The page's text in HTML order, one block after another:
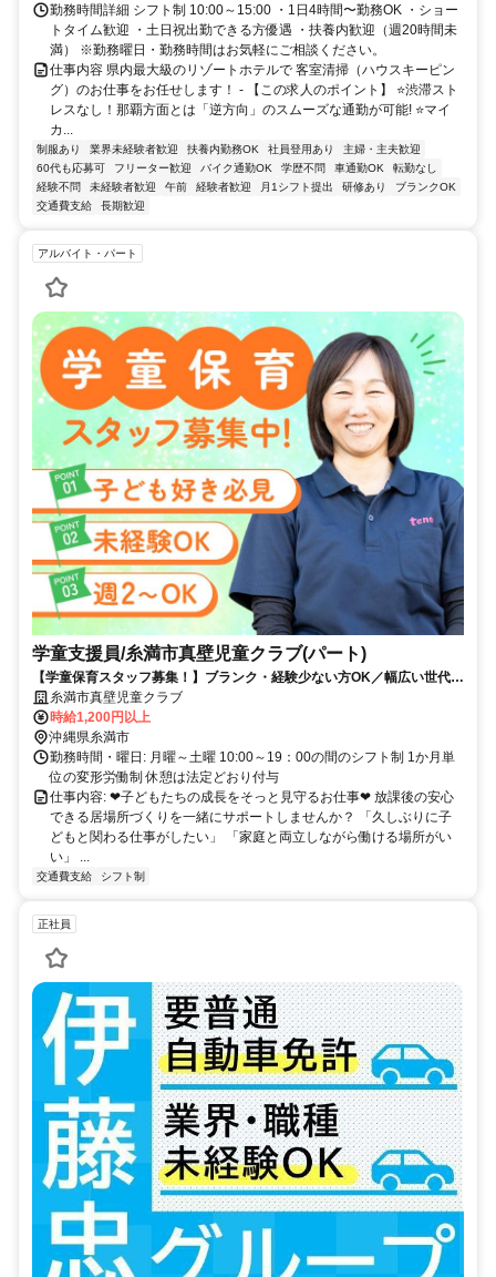
勤務時間詳細 シフト制 10:00～15:00 ・1日4時間〜勤務OK ・ショー
トタイム歓迎 ・土日祝出勤できる方優遇 ・扶養内歓迎（週20時間未
満） ※勤務曜日・勤務時間はお気軽にご相談ください。
仕事内容 県内最大級のリゾートホテルで 客室清掃（ハウスキーピン
グ）のお仕事をお任せします！ - 【この求人のポイント】 ⭐渋滞スト
レスなし！那覇方面とは「逆方向」のスムーズな通勤が可能! ⭐マイ
カ...
制服あり 業界未経験者歓迎 扶養内勤務OK 社員登用あり
主婦・主夫歓迎
60代も応募可
フリーター歓迎 バイク通勤OK 学歴不問 車通勤OK
転勤なし
経験不問
未経験者歓迎 午前 経験者歓迎 月1シフト提出 研修あり
ブランクOK
交通費支給
長期歓迎
アルバイト・パート
学童支援員/糸満市真壁児童クラブ(パート)
【学童保育スタッフ募集！】ブランク・経験少ない方OK／幅広い世代が
活躍中／まずは簡単な業務から始められます♪
糸満市真壁児童クラブ
時給1,200円以上
沖縄県糸満市
勤務時間・曜日: 月曜～土曜 10:00～19：00の間のシフト制 1か月単
位の変形労働制 休憩は法定どおり付与
仕事内容: ❤子どもたちの成長をそっと見守るお仕事❤ 放課後の安心
できる居場所づくりを一緒にサポートしませんか？ 「久しぶりに子
どもと関わる仕事がしたい」 「家庭と両立しながら働ける場所がい
い」 ...
交通費支給 シフト制
正社員